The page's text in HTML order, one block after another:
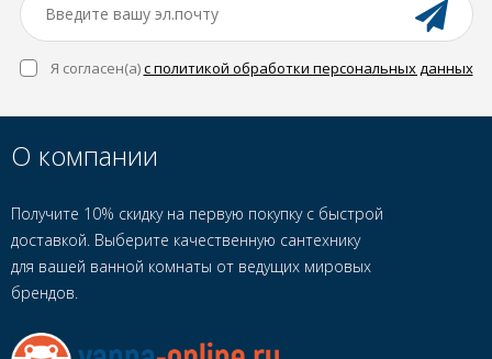
Я согласен(a)с политикой обработки персональных данных
О компании
Получите 10% скидку на первую покупку с быстрой
доставкой. Выберите качественную сантехнику
для вашей ванной комнаты от ведущих мировых
брендов.